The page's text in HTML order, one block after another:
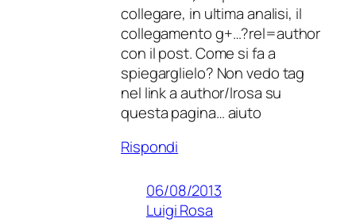
collegare, in ultima analisi, il
collegamento g+…?rel=author
con il post. Come si fa a
spiegarglielo? Non vedo tag
nel link a author/lrosa su
questa pagina… aiuto
Rispondi
06/08/2013
Luigi Rosa